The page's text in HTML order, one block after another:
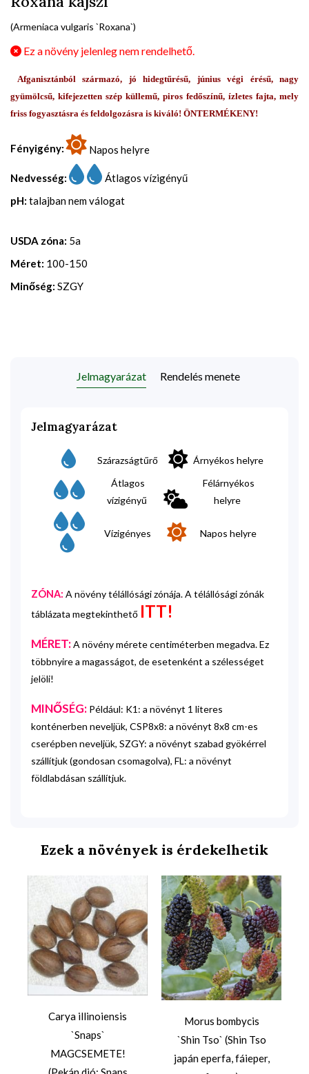
(Armeniaca vulgaris `Roxana`)
Ez a növény jelenleg nem rendelhető.
Afganisztánból származó, jó hidegtűrésű, június végi érésű, nagy
gyümölcsű, kifejezetten szép küllemű, piros fedőszínű, ízletes fajta, mely
friss fogyasztásra és feldolgozásra is kiváló! ÖNTERMÉKENY!
Fényigény: Napos helyre
Nedvesség:
Átlagos vízigényű
pH: talajban nem válogat
USDA zóna: 5a
Méret: 100-150
Minőség: SZGY
Jelmagyarázat Rendelés menete
Jelmagyarázat
Szárazságtűrő
Árnyékos helyre
Átlagos
vízigényű
Félárnyékos
helyre
Vízigényes Napos helyre
ZÓNA: A növény télállósági zónája. A télállósági zónák
táblázata megtekinthető ITT!
MÉRET:A növény mérete centiméterben megadva. Ez
többnyire a magasságot, de esetenként a szélességet
jelöli!
MINŐSÉG: Például: K1: a növényt 1 literes
konténerben neveljük, CSP8x8: a növényt 8x8 cm-es
cserépben neveljük, SZGY: a növényt szabad gyökérrel
szállítjuk (gondosan csomagolva), FL: a növényt
földlabdásan szállítjuk.
Ezek a növények is érdekelhetik
Carya illinoiensis
`Snaps`
MAGCSEMETE!
Morus bombycis
`Shin Tso` (Shin Tso
japán eperfa, fáieper,